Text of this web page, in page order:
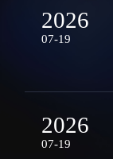
通知公告
2026
07-19
2026
07-19